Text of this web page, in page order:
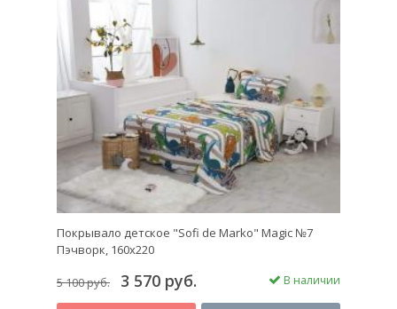
Покрывало детское "Sofi de Marko" Magic №7
Пэчворк, 160х220
5 100 руб. 3 570 руб. В наличии